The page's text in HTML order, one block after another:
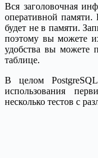
Вся заголовочная
оперативной памяти.
будет не в памяти.
поэтому вы можете
удобства вы можете
таблице.
В целом
использования
несколько тестов с